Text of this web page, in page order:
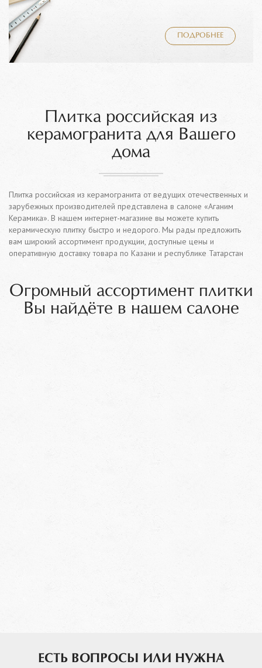
ПОДРОБНЕЕ
Плитка российская из
керамогранита для Вашего
дома
Плитка российская из керамогранита от ведущих отечественных и
зарубежных производителей представлена в салоне «Аганим
Керамика». В нашем интернет-магазине вы можете купить
керамическую плитку быстро и недорого. Мы рады предложить
вам широкий ассортимент продукции, доступные цены и
оперативную доставку товара по Казани и республике Татарстан
Огромный ассортимент плитки
Вы найдёте в нашем салоне
ЕСТЬ ВОПРОСЫ ИЛИ НУЖНА